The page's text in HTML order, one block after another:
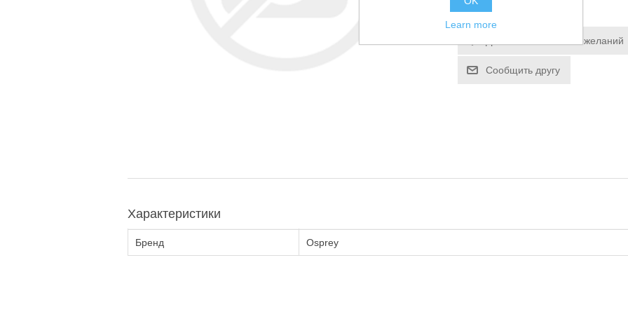
Добавить в список пожеланий
Сообщить другу
Характеристики
Бренд Osprey
Learn more